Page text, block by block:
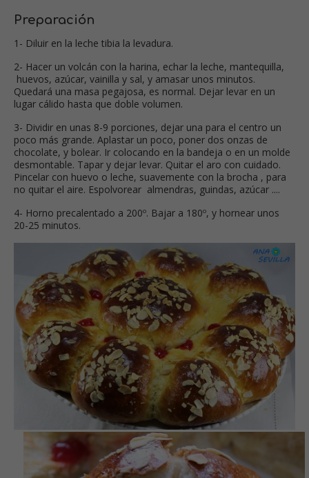
Preparación
1- Diluir en la leche tibia la levadura.
2- Hacer un volcán con la harina, echar la leche, mantequilla,
huevos, azúcar, vainilla y sal, y amasar unos minutos.
Quedará una masa pegajosa, es normal. Dejar levar en un
lugar cálido hasta que doble volumen.
3- Dividir en unas 8-9 porciones, dejar una para el centro un
poco más grande. Aplastar un poco, poner dos onzas de
chocolate, y bolear. Ir colocando en la bandeja o en un molde
desmontable. Tapar y dejar levar. Quitar el aro con cuidado.
Pincelar con huevo o leche, suavemente con la brocha , para
no quitar el aire. Espolvorear almendras, guindas, azúcar ....
4- Horno precalentado a 200º. Bajar a 180º, y hornear unos
20-25 minutos.